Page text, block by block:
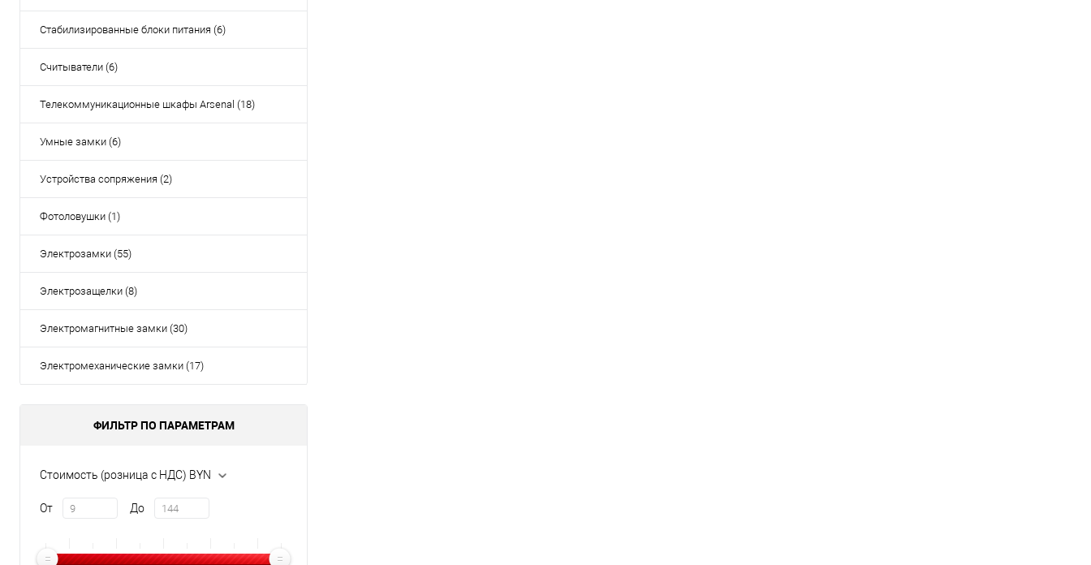
Стабилизированные блоки питания (6)
Считыватели (6)
Телекоммуникационные шкафы Arsenal (18)
Умные замки (6)
Устройства сопряжения (2)
Фотоловушки (1)
Электрозамки (55)
Электрозащелки (8)
Электромагнитные замки (30)
Электромеханические замки (17)
ФИЛЬТР ПО ПАРАМЕТРАМ
Стоимость (розница с НДС) BYN
От До